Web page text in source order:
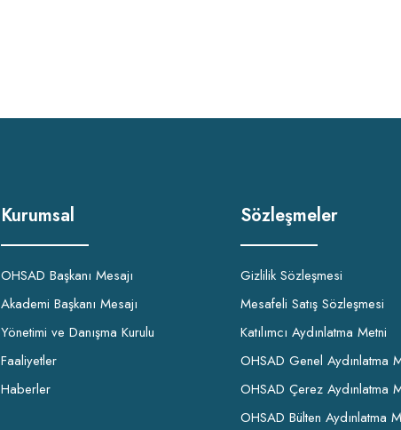
Kurumsal
OHSAD Başkanı Mesajı
Akademi Başkanı Mesajı
Yönetimi ve Danışma Kurulu
Faaliyetler
Haberler
Sözleşmeler
Gizlilik Sözleşmesi
Mesafeli Satış Sözleşmesi
Katılımcı Aydınlatma Metni
OHSAD Genel Aydınlatma
OHSAD Çerez Aydınlatma
OHSAD Bülten Aydınlatma